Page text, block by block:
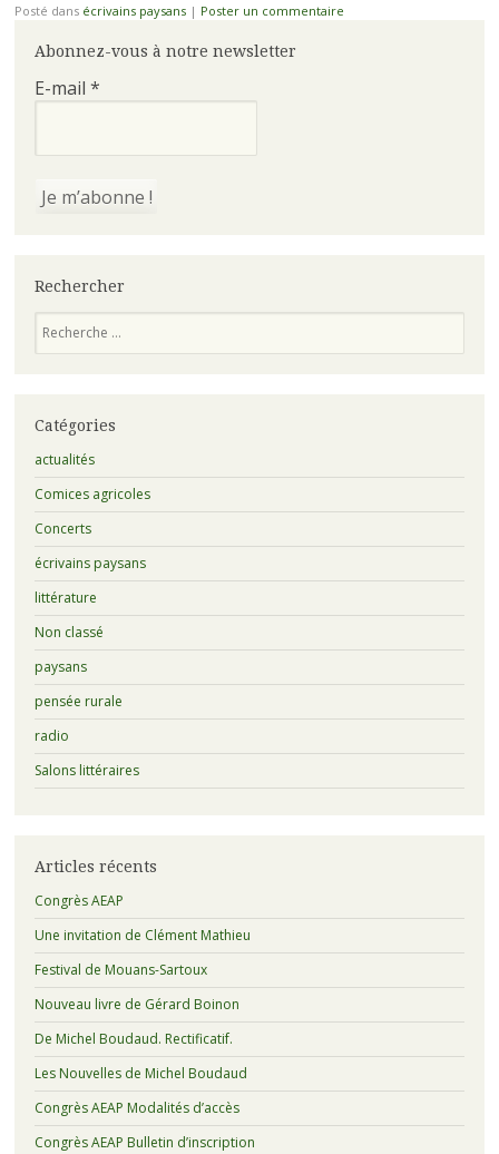
Posté dans écrivains paysans | Poster un commentaire
Abonnez-vous à notre newsletter
E-mail *
Rechercher
Catégories
actualités
Comices agricoles
Concerts
écrivains paysans
littérature
Non classé
paysans
pensée rurale
radio
Salons littéraires
Articles récents
Congrès AEAP
Une invitation de Clément Mathieu
Festival de Mouans-Sartoux
Nouveau livre de Gérard Boinon
De Michel Boudaud. Rectificatif.
Les Nouvelles de Michel Boudaud
Congrès AEAP Modalités d’accès
Congrès AEAP Bulletin d’inscription